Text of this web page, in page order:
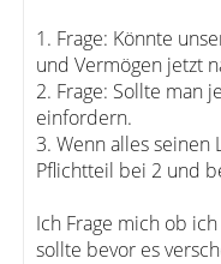
1. Frage: Könnte
und Vermögen jetzt
2. Frage: Sollte man
einfordern.
3. Wenn alles seinen
Pflichtteil bei 2 und
Ich Frage mich ob
sollte bevor es